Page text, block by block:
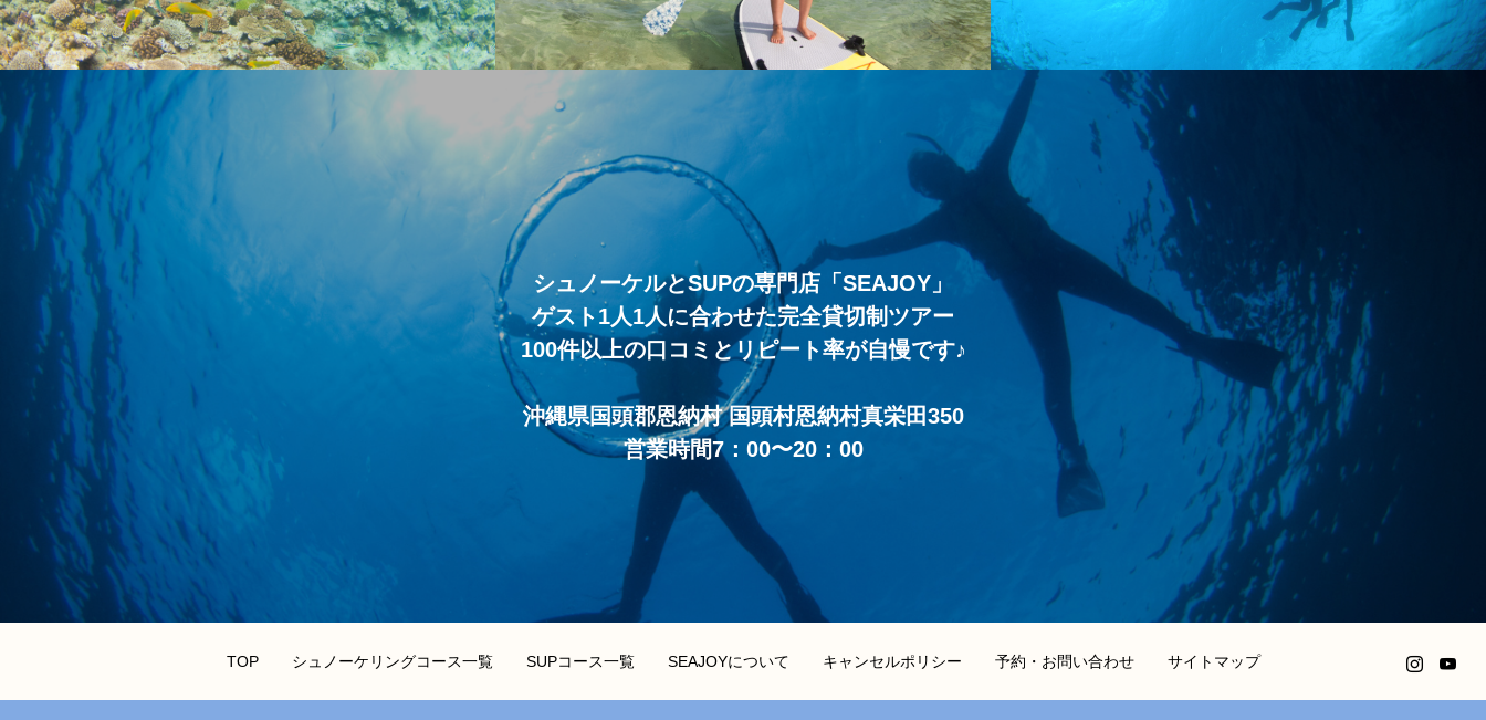
シュノーケルとSUPの専門店「SEAJOY」
ゲスト1人1人に合わせた完全貸切制ツアー
100件以上の口コミとリピート率が自慢です♪
沖縄県国頭郡恩納村 国頭村恩納村真栄田350
営業時間7：00〜20：00
TOP シュノーケリングコース一覧 SUPコース一覧 SEAJOYについて キャンセルポリシー 予約・お問い合わせ サイトマップ